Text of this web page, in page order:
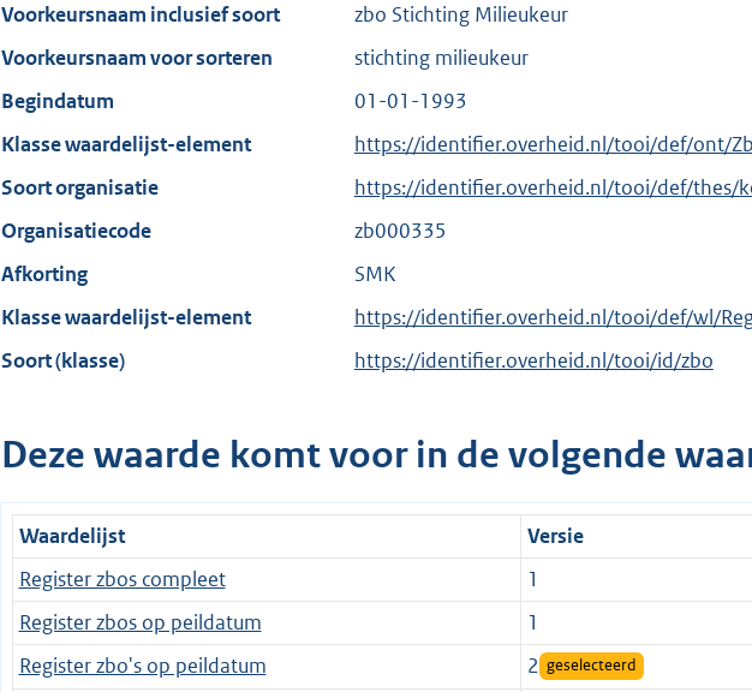
Voorkeursnaam inclusief soort
zbo Stichting Milieukeur
Voorkeursnaam voor sorteren
stichting milieukeur
Begindatum
01-01-1993
Klasse waardelijst-element
https://identifier.overheid.nl/tooi/def/ont/
Soort organisatie
https://identifier.overheid.nl/tooi/def/thes/
Organisatiecode
zb000335
Afkorting
SMK
Klasse waardelijst-element
https://identifier.overheid.nl/tooi/def/wl/
Soort (klasse)
https://identifier.overheid.nl/tooi/id/zbo
Deze waarde komt voor in de volgende
Waardelijst Versie
Register zbos compleet
1
Register zbos op peildatum
1
Register zbo's op peildatum
2 geselecteerd